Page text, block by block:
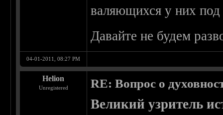
валяющихся у них
Давайте не будем
04-01-2011, 08:27 PM
Helion
Unregistered RE: Вопрос о
Великий узритель